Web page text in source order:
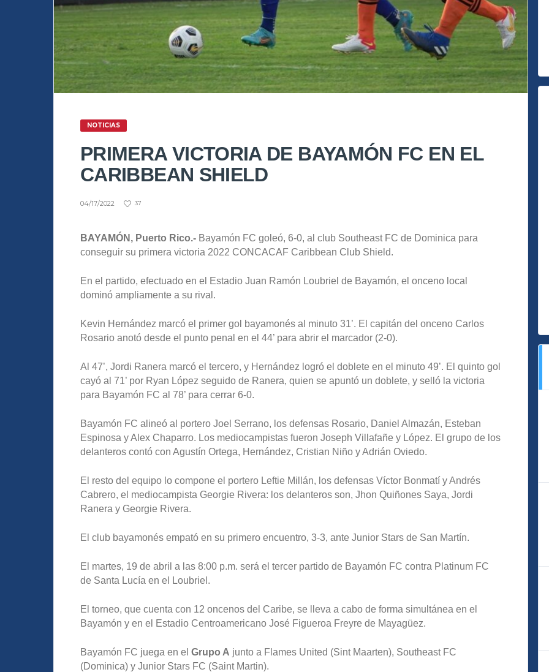
NOTICIAS
PRIMERA VICTORIA DE BAYAMÓN FC EN EL
CARIBBEAN SHIELD
04/17/2022 37
BAYAMÓN, Puerto Rico.- Bayamón FC goleó, 6-0, al club Southeast FC de Dominica para
conseguir su primera victoria 2022 CONCACAF Caribbean Club Shield.
En el partido, efectuado en el Estadio Juan Ramón Loubriel de Bayamón, el onceno local
dominó ampliamente a su rival.
Kevin Hernández marcó el primer gol bayamonés al minuto 31’. El capitán del onceno Carlos
Rosario anotó desde el punto penal en el 44’ para abrir el marcador (2-0).
Al 47’, Jordi Ranera marcó el tercero, y Hernández logró el doblete en el minuto 49’. El quinto gol
cayó al 71’ por Ryan López seguido de Ranera, quien se apuntó un doblete, y selló la victoria
para Bayamón FC al 78’ para cerrar 6-0.
Bayamón FC alineó al portero Joel Serrano, los defensas Rosario, Daniel Almazán, Esteban
Espinosa y Alex Chaparro. Los mediocampistas fueron Joseph Villafañe y López. El grupo de los
delanteros contó con Agustín Ortega, Hernández, Cristian Niño y Adrián Oviedo.
El resto del equipo lo compone el portero Leftie Millán, los defensas Víctor Bonmatí y Andrés
Cabrero, el mediocampista Georgie Rivera: los delanteros son, Jhon Quiñones Saya, Jordi
Ranera y Georgie Rivera.
El club bayamonés empató en su primero encuentro, 3-3, ante Junior Stars de San Martín.
El martes, 19 de abril a las 8:00 p.m. será el tercer partido de Bayamón FC contra Platinum FC
de Santa Lucía en el Loubriel.
El torneo, que cuenta con 12 oncenos del Caribe, se lleva a cabo de forma simultánea en el
Bayamón y en el Estadio Centroamericano José Figueroa Freyre de Mayagüez.
Bayamón FC juega en el Grupo A junto a Flames United (Sint Maarten), Southeast FC
(Dominica) y Junior Stars FC (Saint Martin).